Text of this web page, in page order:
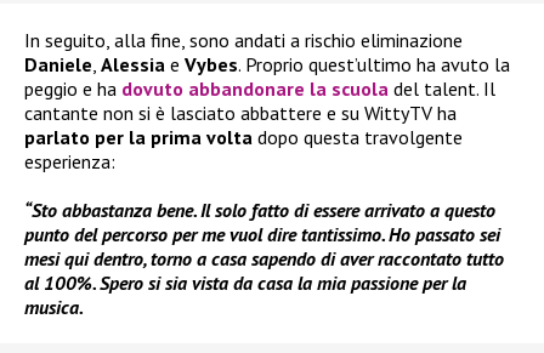
In seguito, alla fine, sono andati a rischio eliminazione
Daniele, Alessia e Vybes. Proprio quest’ultimo ha avuto la
peggio e ha dovuto abbandonare la scuola del talent. Il
cantante non si è lasciato abbattere e su WittyTV ha
parlato per la prima volta dopo questa travolgente
esperienza:
“Sto abbastanza bene. Il solo fatto di essere arrivato a questo
punto del percorso per me vuol dire tantissimo. Ho passato sei
mesi qui dentro, torno a casa sapendo di aver raccontato tutto
al 100%. Spero si sia vista da casa la mia passione per la
musica.